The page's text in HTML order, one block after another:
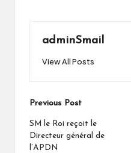
adminSmail
View All Posts
Post
navigation
Previous Post
SM le Roi reçoit le
Directeur général de
l’APDN